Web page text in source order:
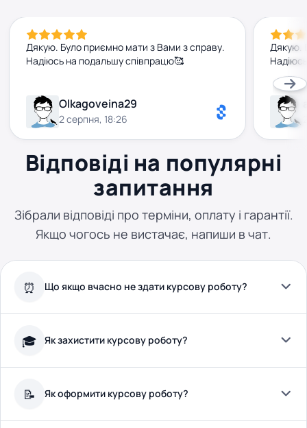
Дякую. Було приємно мати з Вами з справу.
Надіюсь на подальшу співпрацю🥰
Olkagoveina29
2 серпня, 18:26
Дякую.
Відповіді на популярні
запитання
Зібрали відповіді про терміни, оплату і гарантії.
Якщо чогось не вистачає, напиши в чат.
⏰ Що якщо вчасно не здати курсову роботу?
🎓 Як захистити курсову роботу?
📝 Як оформити курсову роботу?